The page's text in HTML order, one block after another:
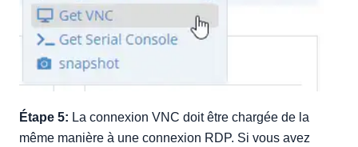
Étape 5: La connexion VNC doit être chargée de la
même manière à une connexion RDP. Si vous avez